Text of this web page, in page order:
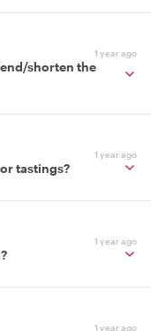
1 year ago
shorten the
1 year ago
tastings?
1 year ago
1 year ago